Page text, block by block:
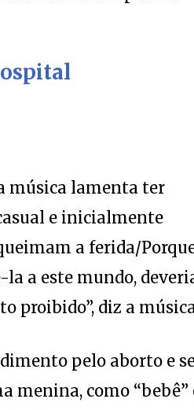
música lamenta ter
e inicialmente
a ferida/
a este mundo,
proibido”, diz a
pelo aborto e
menina, como “bebê”